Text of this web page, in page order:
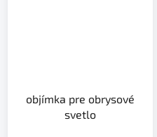
objímka pre obrysové
svetlo